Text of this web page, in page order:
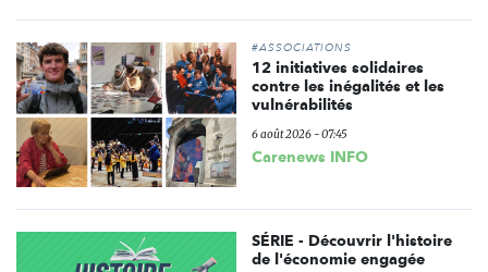
#ASSOCIATIONS
12 initiatives solidaires
contre les inégalités et les
vulnérabilités
6 août 2026 - 07:45
Carenews INFO
SÉRIE - Découvrir l'histoire
de l'économie engagée